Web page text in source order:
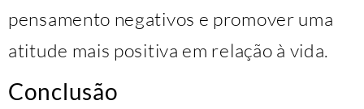
pensamento negativos e promover uma
atitude mais positiva em relação à vida.
Conclusão